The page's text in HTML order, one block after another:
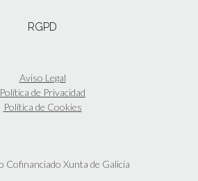
RGPD
Aviso Legal
Política de Privacidad
Política de Cookies